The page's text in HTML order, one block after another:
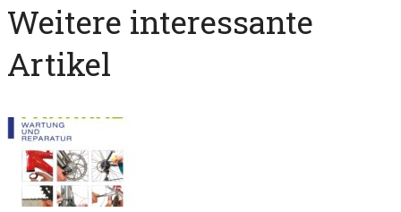
Weitere interessante
Artikel